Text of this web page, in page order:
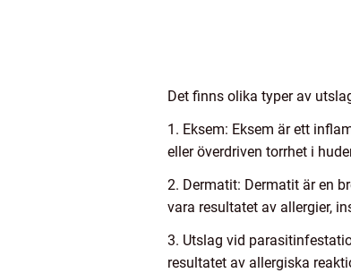
Det finns olika typer av
1. Eksem: Eksem är ett
eller överdriven torrhet i
2. Dermatit: Dermatit är en
vara resultatet av allergier,
3. Utslag vid
resultatet av allergiska